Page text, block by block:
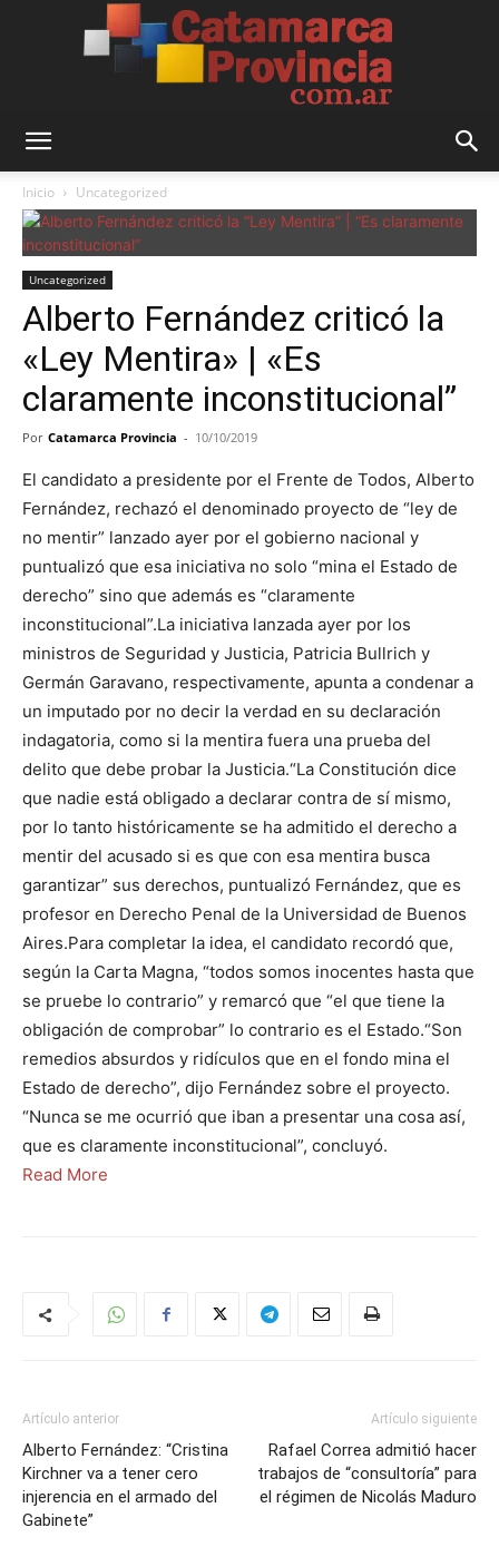
Provincia
Inicio Uncategorized
Uncategorized
Alberto Fernández criticó la
«Ley Mentira» | «Es
claramente inconstitucional”
Por Catamarca Provincia - 10/10/2019
El candidato a presidente por el Frente de Todos, Alberto
Fernández, rechazó el denominado proyecto de “ley de
no mentir” lanzado ayer por el gobierno nacional y
puntualizó que esa iniciativa no solo “mina el Estado de
derecho” sino que además es “claramente
inconstitucional”.La iniciativa lanzada ayer por los
ministros de Seguridad y Justicia, Patricia Bullrich y
Germán Garavano, respectivamente, apunta a condenar a
un imputado por no decir la verdad en su declaración
indagatoria, como si la mentira fuera una prueba del
delito que debe probar la Justicia.“La Constitución dice
que nadie está obligado a declarar contra de sí mismo,
por lo tanto históricamente se ha admitido el derecho a
mentir del acusado si es que con esa mentira busca
garantizar” sus derechos, puntualizó Fernández, que es
profesor en Derecho Penal de la Universidad de Buenos
Aires.Para completar la idea, el candidato recordó que,
según la Carta Magna, “todos somos inocentes hasta que
se pruebe lo contrario” y remarcó que “el que tiene la
obligación de comprobar” lo contrario es el Estado.“Son
remedios absurdos y ridículos que en el fondo mina el
Estado de derecho”, dijo Fernández sobre el proyecto.
“Nunca se me ocurrió que iban a presentar una cosa así,
que es claramente inconstitucional”, concluyó.
Read More
Artículo anterior
Alberto Fernández: “Cristina
Kirchner va a tener cero
injerencia en el armado del
Gabinete”
Artículo siguiente
Rafael Correa admitió hacer
trabajos de “consultoría” para
el régimen de Nicolás Maduro